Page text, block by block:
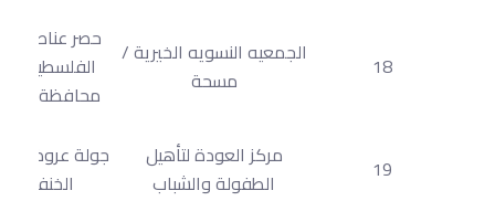
18
الجمعيه النسويه الخيرية /
مسحة
حصر عناصر
الفلسطيني
محافظة
19
مركز العودة لتأهيل
الطفولة والشباب
جولة عروض
الخنفسة